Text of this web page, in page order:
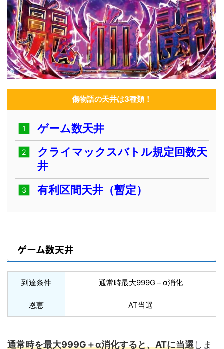
傷物語の天井は3種類！
ゲーム数天井
クライマックスバトル規定回数天
井
有利区間天井（暫定）
ゲーム数天井
到達条件 通常時最大999G＋α消化
恩恵 AT当選
通常時を最大999G＋α消化すると、ATに当選しま